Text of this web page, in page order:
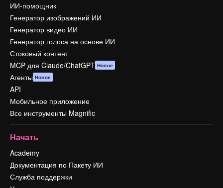
ИИ-помощник
Генератор изображений ИИ
Генератор видео ИИ
Генератор голоса на основе ИИ
Стоковый контент
MCP для Claude/ChatGPT Новое
Агенты Новое
API
Мобильное приложение
Все инструменты Magnific
Начать
Academy
Документация по Пакету ИИ
Служба поддержки